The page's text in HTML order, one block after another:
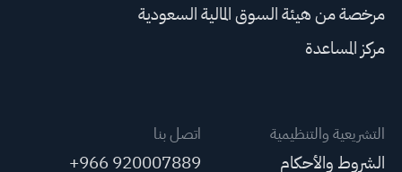
مرخصة من هيئة السوق المالية السعودية
مركز المساعدة
التشريعية والتنظيمية
الشروط والأحكام
اتصل بنا
+966 920007889